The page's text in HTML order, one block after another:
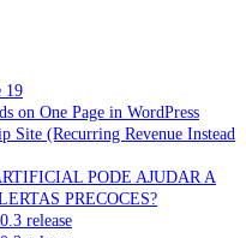
19
on One Page in WordPress
Site (Recurring Revenue Instead
PODE AJUDAR A
PRECOCES?
release